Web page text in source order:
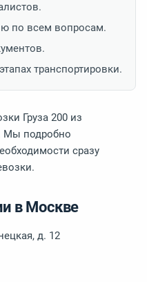
по всем вопросам.
транспортировки.
Груза 200 из
Мы подробно
сразу
в Москве
д. 12